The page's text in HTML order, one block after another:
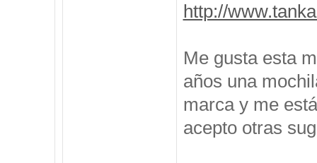
http://
Me gusta esta
años una
marca y me
acepto otras